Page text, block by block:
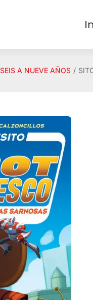
SEIS A NUEVE AÑOS